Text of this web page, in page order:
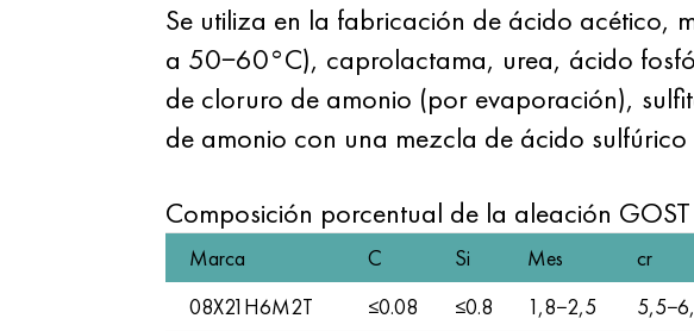
Se utiliza en la fabricación de ácido acético,
a 50−60°C), caprolactama, urea, ácido
de cloruro de amonio (por evaporación),
de amonio con una mezcla de ácido
Composición porcentual de la aleación
Marca C Si Mes cr
08X21H6M2T
≤0.08 ≤0.8 1,8−2,5